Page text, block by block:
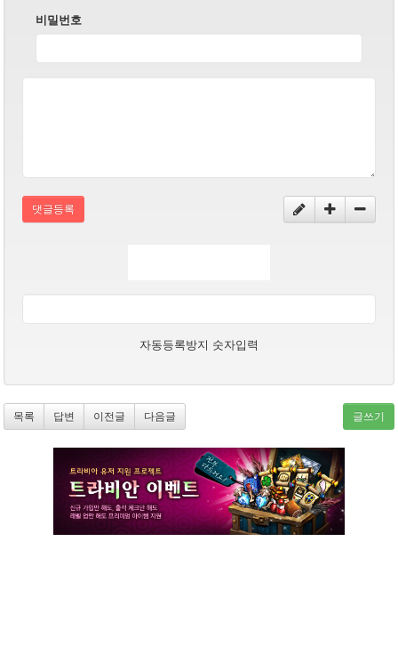
비밀번호
댓글등록
자동등록방지 숫자입력
목록 답변 이전글 다음글 글쓰기